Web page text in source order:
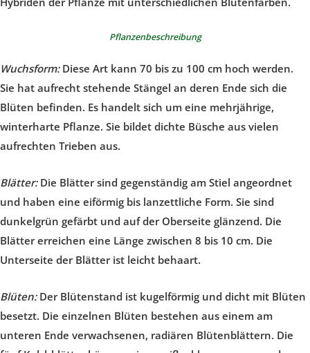
Pflanzenbeschreibung
Wuchsform: Diese Art kann 70 bis zu 100 cm hoch werden.
Sie hat aufrecht stehende Stängel an deren Ende sich die
Blüten befinden. Es handelt sich um eine mehrjährige,
winterharte Pflanze. Sie bildet dichte Büsche aus vielen
aufrechten Trieben aus.
Blätter: Die Blätter sind gegenständig am Stiel angeordnet
und haben eine eiförmig bis lanzettliche Form. Sie sind
dunkelgrün gefärbt und auf der Oberseite glänzend. Die
Blätter erreichen eine Länge zwischen 8 bis 10 cm. Die
Unterseite der Blätter ist leicht behaart.
Blüten: Der Blütenstand ist kugelförmig und dicht mit Blüten
besetzt. Die einzelnen Blüten bestehen aus einem am
unteren Ende verwachsenen, radiären Blütenblättern. Die